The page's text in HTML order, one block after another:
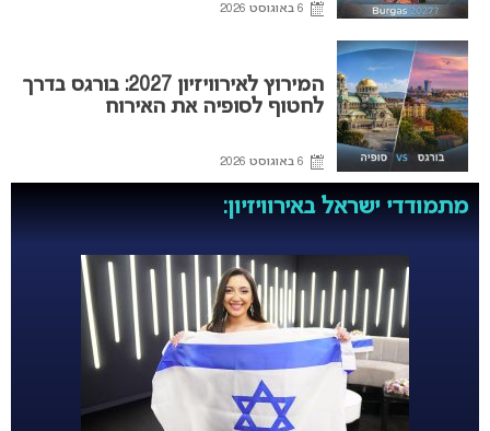
6 באוגוסט 2026
המירוץ לאירוויזיון 2027: בורגס בדרך
לחטוף לסופיה את האירוח
6 באוגוסט 2026
מתמודדי ישראל באירוויזיון: